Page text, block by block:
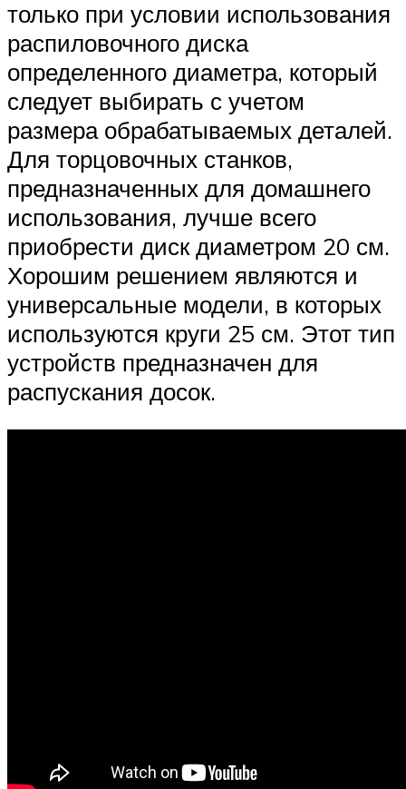
только при условии использования
распиловочного диска
определенного диаметра, который
следует выбирать с учетом
размера обрабатываемых деталей.
Для торцовочных станков,
предназначенных для домашнего
использования, лучше всего
приобрести диск диаметром 20 см.
Хорошим решением являются и
универсальные модели, в которых
используются круги 25 см. Этот тип
устройств предназначен для
распускания досок.